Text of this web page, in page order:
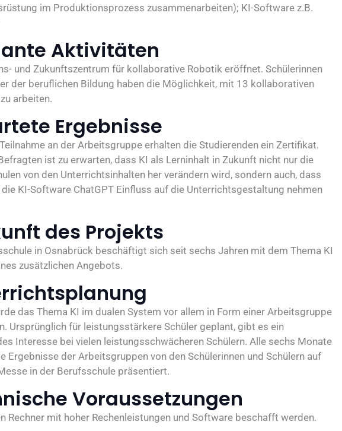
im Produktionsprozess zusammenarbeiten); KI-Software z.B.
Aktivitäten
und Zukunftszentrum für kollaborative Robotik eröffnet. Schülerinnen
der beruflichen Bildung haben die Möglichkeit, mit 13 kollaborativen
arbeiten.
Ergebnisse
an der Arbeitsgruppe erhalten die Studierenden ein Zertifikat.
ist zu erwarten, dass KI als Lerninhalt in Zukunft nicht nur die
von den Unterrichtsinhalten her verändern wird, sondern auch, dass
KI-Software ChatGPT Einfluss auf die Unterrichtsgestaltung nehmen
des Projekts
in Osnabrück beschäftigt sich seit sechs Jahren mit dem Thema KI
zusätzlichen Angebots.
das Thema KI im dualen System vor allem in Form einer Arbeitsgruppe
Ursprünglich für leistungsstärkere Schüler geplant, gibt es ein
Interesse bei vielen leistungsschwächeren Schülern. Alle sechs Monate
Ergebnisse der Arbeitsgruppen von den Schülerinnen und Schülern auf
in der Berufsschule präsentiert.
Voraussetzungen
Rechner mit hoher Rechenleistungen und Software beschafft werden.